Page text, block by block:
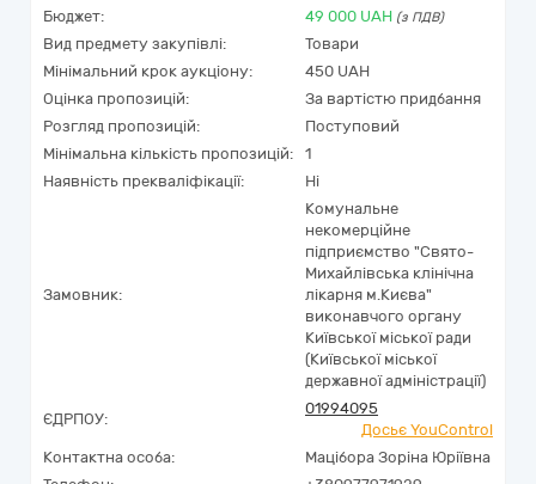
Бюджет: 49 000 UAH (з ПДВ)
Вид предмету закупівлі:
Товари
Мінімальний крок аукціону:
450 UAH
Оцінка пропозицій:
За вартістю придбання
Розгляд пропозицій:
Поступовий
Мінімальна кількість пропозицій:
1
Наявність прекваліфікації:
Ні
Замовник:
Комунальне
некомерційне
підприємство "Свято-
Михайлівська клінічна
лікарня м.Києва"
виконавчого органу
Київської міської ради
(Київської міської
державної адміністрації)
ЄДРПОУ:
01994095
Досьє YouControl
Контактна особа:
Мацібора Зоріна Юріївна